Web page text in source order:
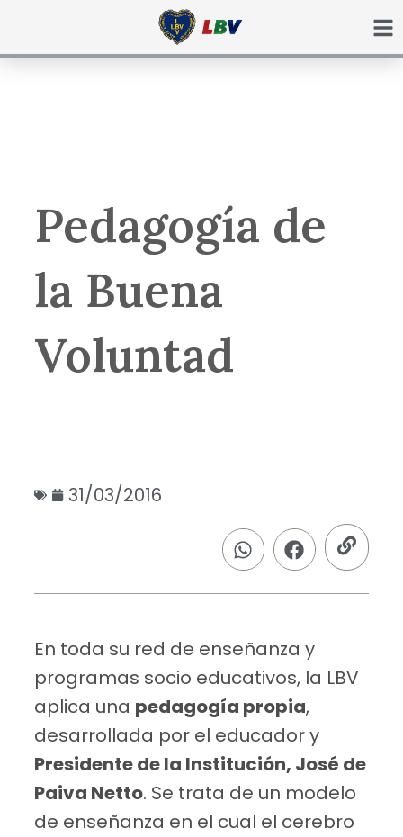
Pedagogía de
la Buena
Voluntad
31/03/2016
En toda su red de enseñanza y
programas socio educativos, la LBV
aplica una pedagogía propia,
desarrollada por el educador y
Presidente de la Institución, José de
Paiva Netto. Se trata de un modelo
de enseñanza en el cual el cerebro